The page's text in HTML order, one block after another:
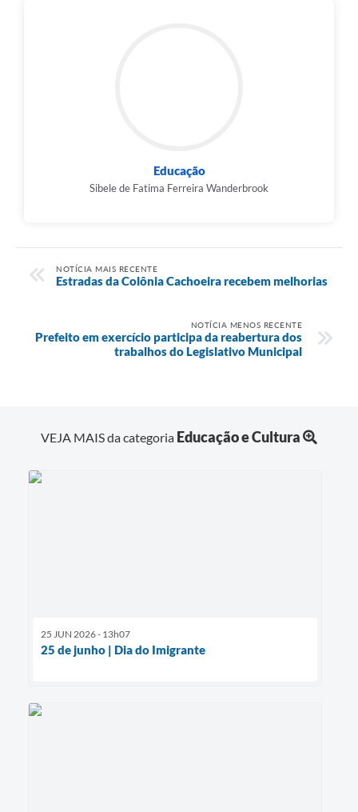
Educação
Sibele de Fatima Ferreira Wanderbrook
NOTÍCIA MAIS RECENTE
Estradas da Colônia Cachoeira recebem melhorias
NOTÍCIA MENOS RECENTE
Prefeito em exercício participa da reabertura dos
trabalhos do Legislativo Municipal
VEJA MAIS da categoria Educação e Cultura
25 JUN 2026 - 13h07
25 de junho | Dia do Imigrante